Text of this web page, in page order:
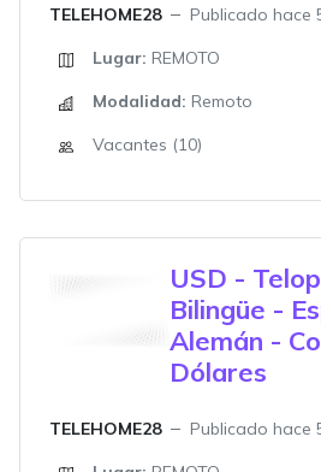
TELEHOME28
Publicado hace
Lugar: REMOTO
Modalidad: Remoto
Vacantes (10)
USD -
Bilingüe -
Alemán -
Dólares
TELEHOME28
Publicado hace